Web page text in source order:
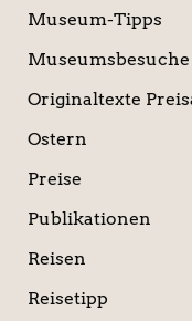
Museum-Tipps
Museumsbesuche
Originaltexte
Ostern
Preise
Publikationen
Reisen
Reisetipp